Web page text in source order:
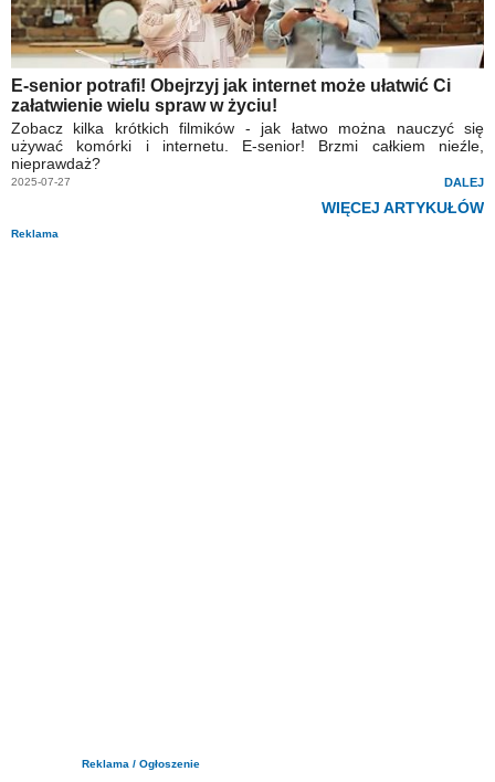
E-senior potrafi! Obejrzyj jak internet może ułatwić Ci
załatwienie wielu spraw w życiu!
Zobacz kilka krótkich filmików - jak łatwo można nauczyć się
używać komórki i internetu. E-senior! Brzmi całkiem nieźle,
nieprawdaż?
2025-07-27 DALEJ
WIĘCEJ ARTYKUŁÓW
Reklama
Reklama / Ogłoszenie